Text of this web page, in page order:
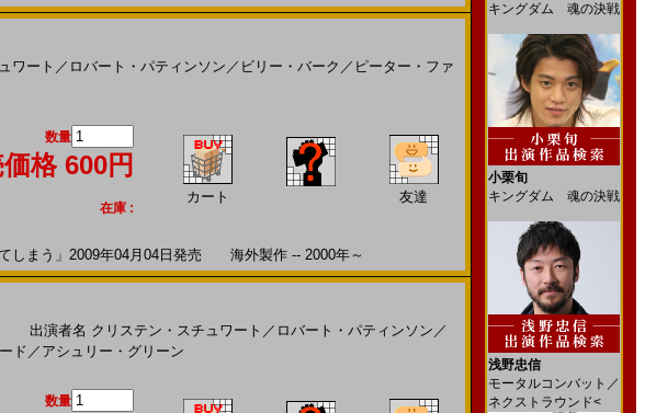
ワート ／ ロバート・パティンソン ／ ビリー・バーク ／ ピーター・ファ
数量
格 600円
在庫 :
カート 友達
しまう」2009年04月04日発売 海外製作 -- 2000年～
出演者名 クリステン・スチュワート ／ ロバート・パティンソン ／
ド ／ アシュリー・グリーン
数量
キングダム 魂の決戦
小栗旬
キングダム 魂の決戦
浅野忠信
モータルコンバット／
ネクストラウンド<